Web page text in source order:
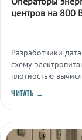
центров на 800
Разработчики
схему
плотностью
сети при такой
ЧИТАТЬ →